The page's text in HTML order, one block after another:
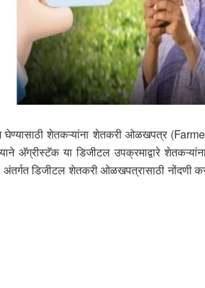
घेण्यासाठी शेतकऱ्यांना शेतकरी ओळखपत्र
अ‍ॅग्रीस्टॅक या डिजीटल उपक्रमाद्वारे
डिजीटल शेतकरी ओळखपत्रासाठी नोंदणी